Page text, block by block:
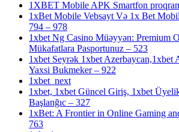
1XBET Mobile APK Smartfon
1xBet Mobile Vebsayt Və 1x Bet
794 – 978
1xbet Ng Casino Müəyyən: Premium
Mükafatlara Pasportunuz – 523
1xbet Seyrək 1xbet Azerbaycan,1xbet
Yaxsi Bukmeker – 922
1xbet_next
1xbet, 1xbet Güncel Giriş, 1xbet
Başlanğıc – 327
1xBet: A Frontier in Online Gaming
763